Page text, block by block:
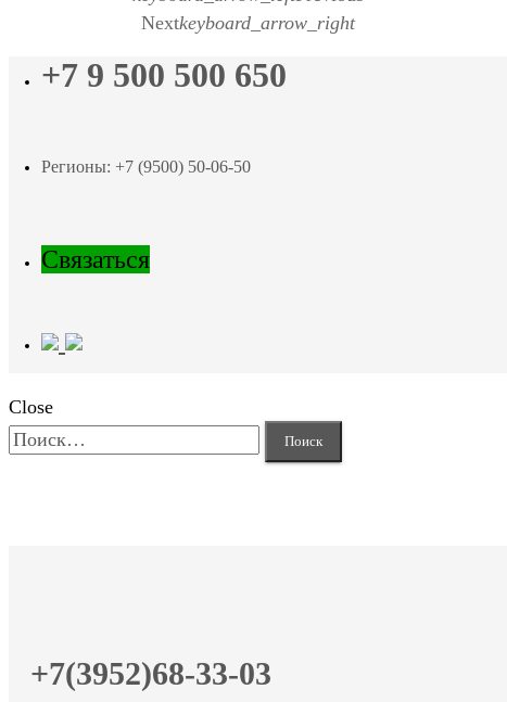
Nextkeyboard_arrow_right
+7 9 500 500 650
Регионы: +7 (9500) 50-06-50
Связаться
Close
Найти:
+7(3952)68-33-03